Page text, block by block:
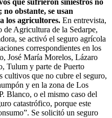
obstante, se usan
los agricultores. En entrevista,
Agricultura de la Sedarpe,
se activó el seguro agrícola
correspondientes en los
José María Morelos, Lázaro
Tulum y parte de Puerto
cultivos que no cubre el seguro,
y en la zona de Los
Blanco, o el mismo caso del
catastrófico, porque este
Se solicitó un seguro